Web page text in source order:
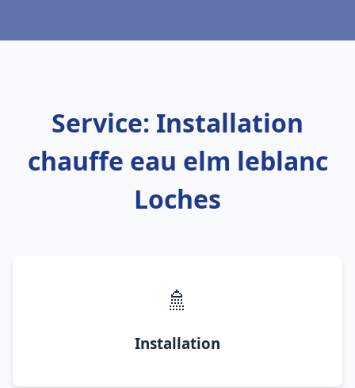
Service: Installation
chauffe eau elm leblanc
Loches
🚿
Installation